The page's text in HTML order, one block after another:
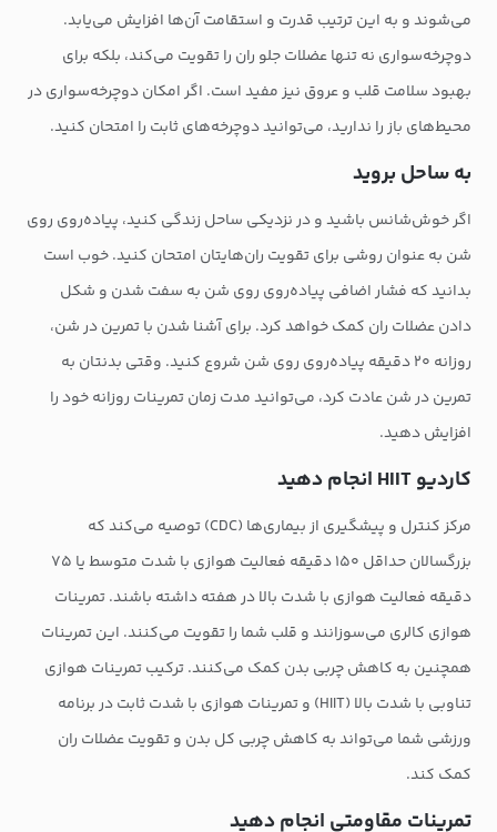
می‌شوند و به این ترتیب قدرت و استقامت آن‌ها افزایش می‌یابد.
دوچرخه‌سواری نه تنها عضلات جلو ران را تقویت می‌کند، بلکه برای
بهبود سلامت قلب و عروق نیز مفید است. اگر امکان دوچرخه‌سواری در
محیط‌های باز را ندارید، می‌توانید دوچرخه‌های ثابت را امتحان کنید.
به ساحل بروید
اگر خوش‌شانس باشید و در نزدیکی ساحل زندگی کنید، پیاده‌روی روی
شن به عنوان روشی برای تقویت ران‌هایتان امتحان کنید. خوب است
بدانید که فشار اضافی پیاده‌روی روی شن به سفت شدن و شکل
دادن عضلات ران کمک خواهد کرد. برای آشنا شدن با تمرین در شن،
روزانه ۲۰ دقیقه پیاده‌روی روی شن شروع کنید. وقتی بدنتان به
تمرین در شن عادت کرد، می‌توانید مدت زمان تمرینات روزانه خود را
افزایش دهید.
کاردیو HIIT انجام دهید
مرکز کنترل و پیشگیری از بیماری‌ها (CDC) توصیه می‌کند که
بزرگسالان حداقل ۱۵۰ دقیقه فعالیت هوازی با شدت متوسط یا ۷۵
دقیقه فعالیت هوازی با شدت بالا در هفته داشته باشند. تمرینات
هوازی کالری می‌سوزانند و قلب شما را تقویت می‌کنند. این تمرینات
همچنین به کاهش چربی بدن کمک می‌کنند. ترکیب تمرینات هوازی
تناوبی با شدت بالا (HIIT) و تمرینات هوازی با شدت ثابت در برنامه
ورزشی شما می‌تواند به کاهش چربی کل بدن و تقویت عضلات ران
کمک کند.
تمرینات مقاومتی انجام دهید